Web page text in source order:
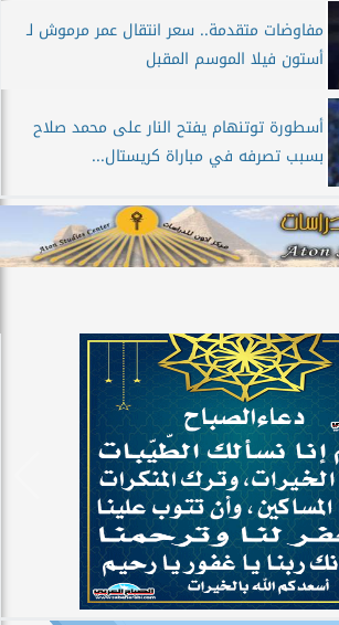
مفاوضات متقدمة.. سعر انتقال عمر مرموش لـ
أستون فيلا الموسم المقبل
أسطورة توتنهام يفتح النار على محمد صلاح
بسبب تصرفه في مباراة كريستال...